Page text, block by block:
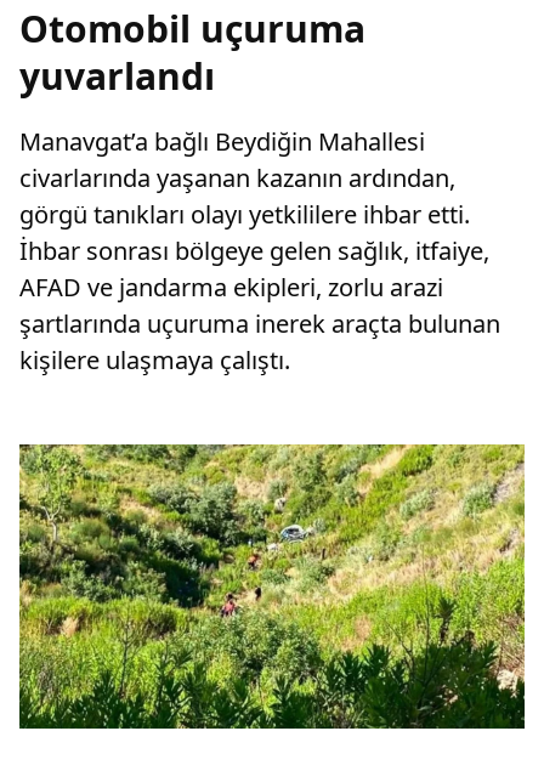
Otomobil uçuruma
yuvarlandı
Manavgat’a bağlı Beydiğin Mahallesi
civarlarında yaşanan kazanın ardından,
görgü tanıkları olayı yetkililere ihbar etti.
İhbar sonrası bölgeye gelen sağlık, itfaiye,
AFAD ve jandarma ekipleri, zorlu arazi
şartlarında uçuruma inerek araçta bulunan
kişilere ulaşmaya çalıştı.